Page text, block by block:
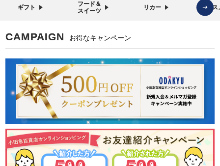
ギフト
フード＆
スイーツ
リカー コス
CAMPAIGN お得なキャンペーン